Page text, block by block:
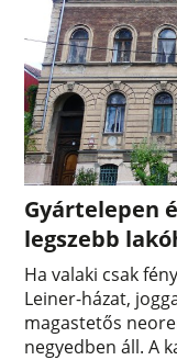
Gyártelepen
legszebb
Ha valaki csak
Leiner-házat,
magastetős
negyedben áll. A